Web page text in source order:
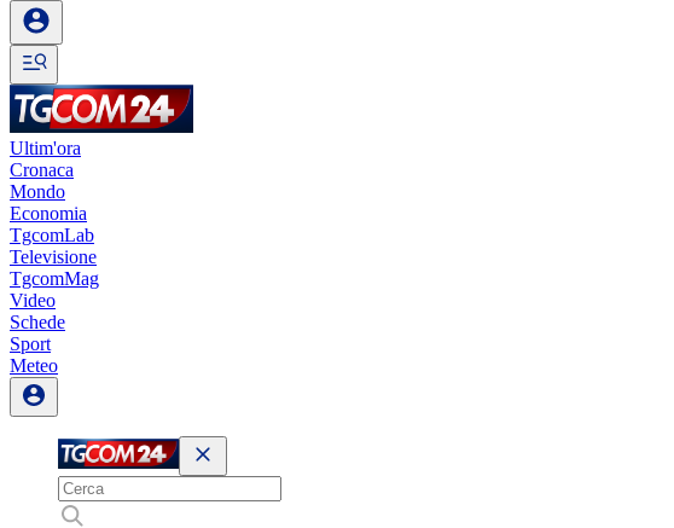
Ultim'ora
Cronaca
Mondo
Economia
TgcomLab
Televisione
TgcomMag
Video
Schede
Sport
Meteo